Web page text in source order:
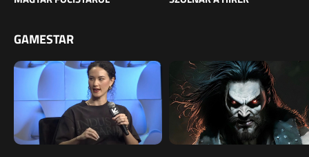
GAMESTAR